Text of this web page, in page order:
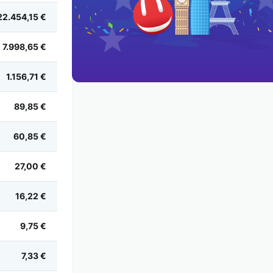
€
7.998,65 €
1.156,71 €
89,85 €
60,85 €
27,00 €
16,22 €
9,75 €
7,33 €